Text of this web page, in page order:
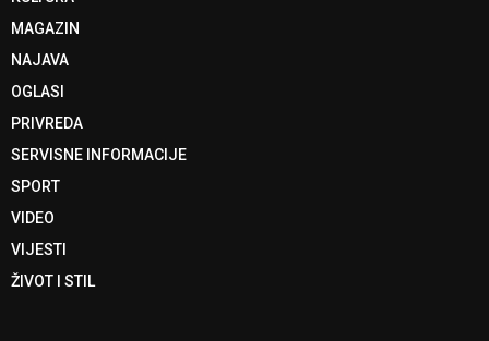
MAGAZIN
NAJAVA
OGLASI
PRIVREDA
SERVISNE INFORMACIJE
SPORT
VIDEO
VIJESTI
ŽIVOT I STIL